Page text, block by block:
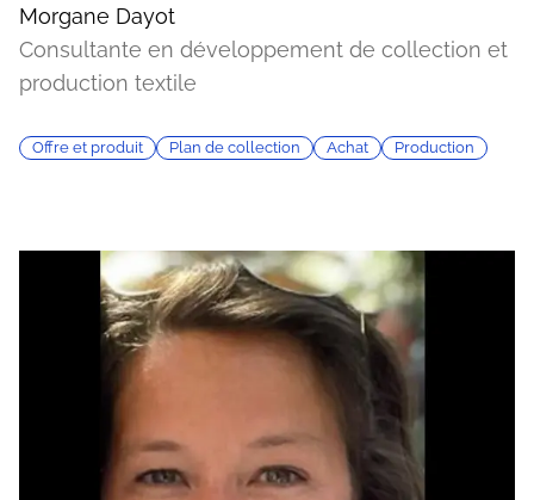
Morgane Dayot
Consultante en développement de collection et
production textile
Offre et produit Plan de collection Achat Production